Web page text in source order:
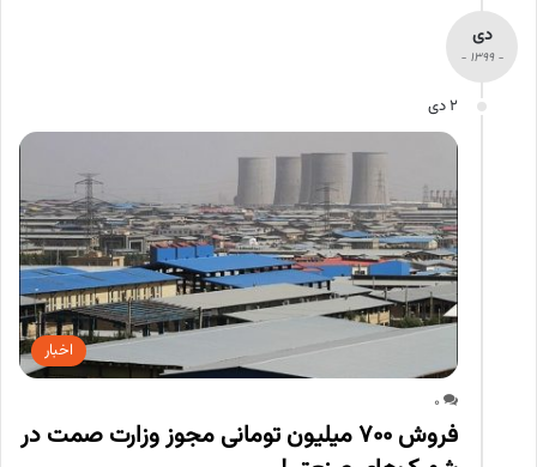
دی
- 1399 -
2 دی
اخبار
0
فروش ۷۰۰ میلیون تومانی مجوز وزارت صمت در